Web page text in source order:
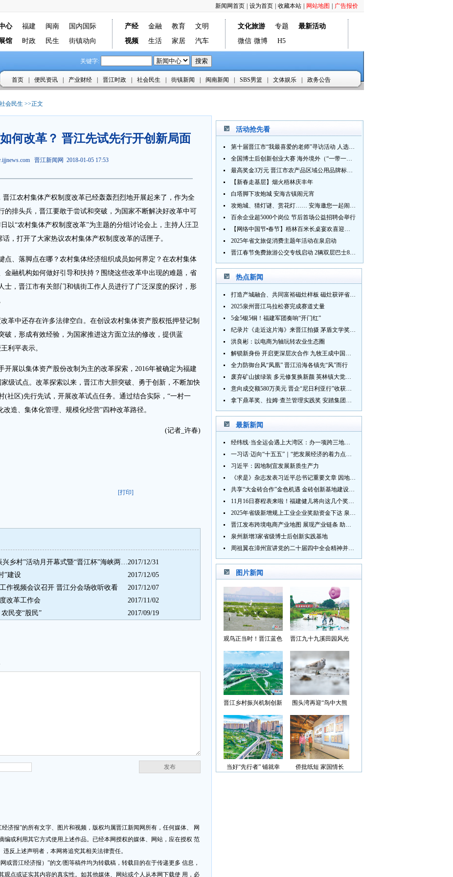
广告报价
网站地图
收藏本站
设为首页
新闻网首页
心 福建 闽南
国内国际
馆
时政 民生 街镇动向
产经 金融 教育
文明
视频
生活 家居 汽车
文化旅游 专题
最新活动
微信 微博 H5
关键字:
首页 便民资讯 产业财经 晋江时政 社会民生 街镇新闻 闽南新闻 SBS男篮 文体娱乐 政务公告
社会民生 >>正文
何改革？ 晋江先试先行开创新局面
晋江新闻网 2018-01-05 17:53
江农村集体产权制度改革已经轰轰烈烈地开展起来了，作为全
的排头兵，晋江要敢于尝试和突破，为国家不断解决好改革中可
以“农村集体产权制度改革”为主题的分组讨论会上，主持人汪卫
，打开了大家热议农村集体产权制度改革的话匣子。
、落脚点在哪？农村集体经济组织成员如何界定？在农村集体
金融机构如何做好引导和扶持？围绕这些改革中出现的难题，省
士，晋江市有关部门和镇街工作人员进行了广泛深度的探讨，形
中还存在许多法律空白。在创设农村集体资产股权抵押登记制
破，形成有效经验，为国家推进这方面立法的修改，提供蓝
利平表示。
展以集体资产股份改制为主的改革探索，2016年被确定为福建
级试点。改革探索以来，晋江市大胆突破、勇于创新，不断加快
(社区)先行先试，开展改革试点任务。通过结合实际，“一村一
造、集体化管理、规模化经营”四种改革路径。
(记者_许春)
[打印]
2018年晋江市“海丝农业、振兴乡村”活动月开幕式暨“晋江杯”海峡两岸插花花艺大赛昨晚举行2017/12/31
”建设
2017/12/05
作视频会议召开 晋江分会场收听收看
2017/12/07
改革工作会
2017/11/02
民变“股民”
2017/09/19
发布
济报”的所有文字、图片和视频，版权均属晋江新闻网所有，任何媒体、 网
编或利用其它方式使用上述作品。已经本网授权的媒体、网站，应在授权 范
反上述声明者，本网将追究其相关法律责任。
或晋江经济报）”的文/图等稿件均为转载稿，转载目的在于传递更多 信息，
观点或证实其内容的真实性。如其他媒体、网站或个人从本网下载使 用，必
活动抢先看
第十届晋江市“我最喜爱的老师”寻访活动 人选推荐火热进行中 快来“秀”您最喜爱的老师
全国博士后创新创业大赛 海外境外（“一带一路”）赛七大赛道等你来战
最高奖金3万元 晋江市农产品区域公用品牌标识Logo及特色农产品包装设计征集活动正式启动
【新春走基层】烟火梧林庆丰年
白塔脚下攻炮城 安海古镇闹元宵
攻炮城、猜灯谜、赏花灯…… 安海邀您一起闹元宵
百余企业超5000个岗位 节后首场公益招聘会举行
【网络中国节•春节】梧林百米长桌宴欢喜迎新春
2025年省文旅促消费主题年活动在泉启动
晋江春节免费旅游公交专线启动 2辆双层巴士8辆铛铛车带你游
热点新闻
打造产城融合、共同富裕磁灶样板 磁灶获评省级乡村振兴示范乡镇
2025泉州晋江马拉松赛完成赛道丈量
5金5银5铜！福建军团奏响“开门红”
纪录片《走近这片海》来晋江拍摄 茅盾文学奖得主麦家探寻晋江“海海”人生
洪良彬：以电商为轴玩转农业生态圈
解锁新身份 开启更深层次合作 九牧王成中国奥委会官方赞助商
全力防御台风“凤凰” 晋江沿海各镇先“风”而行
废弃矿山披绿装 多元修复换新颜 英林镇大觉山片区废弃矿山生态修复项目通过验收
意向成交额580万美元 晋企“尼日利亚行”收获满满
拿下鼎革奖、拉姆·查兰管理实践奖 安踏集团获企业管理权威奖项
最新新闻
经纬线·当全运会遇上大湾区：办一项跨三地的赛事有多硬核？
一习话·迈向“十五五”｜“把发展经济的着力点放在实体经济上”
习近平：因地制宜发展新质生产力
《求是》杂志发表习近平总书记重要文章 因地制宜发展新质生产力
共享“大金砖合作”金色机遇 金砖创新基地建设成效显著
11月16日赛程表来啦！福建健儿将向这几个奖牌发起冲击→
2025年省级新增规上工业企业奖励资金下达 泉州市获补资金居全省首位
晋江发布跨境电商产业地图 展现产业链条 助力“晋品出海”
泉州新增3家省级博士后创新实践基地
周祖翼在漳州宣讲党的二十届四中全会精神并调研
图片新闻
观鸟正当时！晋江蓝色
晋江九十九溪田园风光
光”首批认定名单
晋江乡村振兴机制创新
围头湾再迎“鸟中大熊
当好“先行者” 铺就幸
侨批纸短 家国情长